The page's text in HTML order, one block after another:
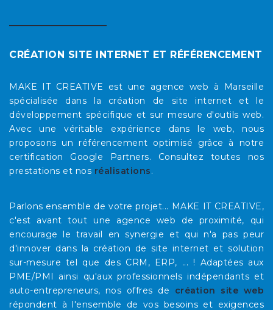
CRÉATION SITE INTERNET ET RÉFÉRENCEMENT
MAKE IT CREATIVE est une agence web à Marseille
spécialisée dans la création de site internet et le
développement spécifique et sur mesure d'outils web.
Avec une véritable expérience dans le web, nous
proposons un référencement optimisé grâce à notre
certification Google Partners. Consultez toutes nos
prestations et nos réalisations.
Parlons ensemble de votre projet... MAKE IT CREATIVE,
c'est avant tout une agence web de proximité, qui
encourage le travail en synergie et qui n'a pas peur
d'innover dans la création de site internet et solution
sur-mesure tel que des CRM, ERP, ... ! Adaptées aux
PME/PMI ainsi qu'aux professionnels indépendants et
auto-entrepreneurs, nos offres de création site web
répondent à l'ensemble de vos besoins et exigences